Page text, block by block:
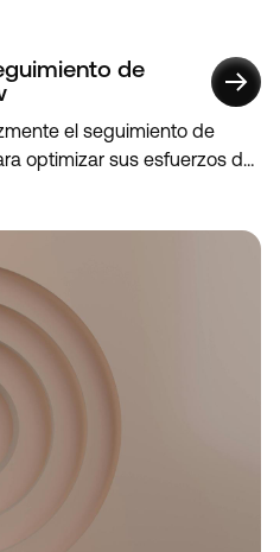
de
el seguimiento de
optimizar sus esfuerzos de